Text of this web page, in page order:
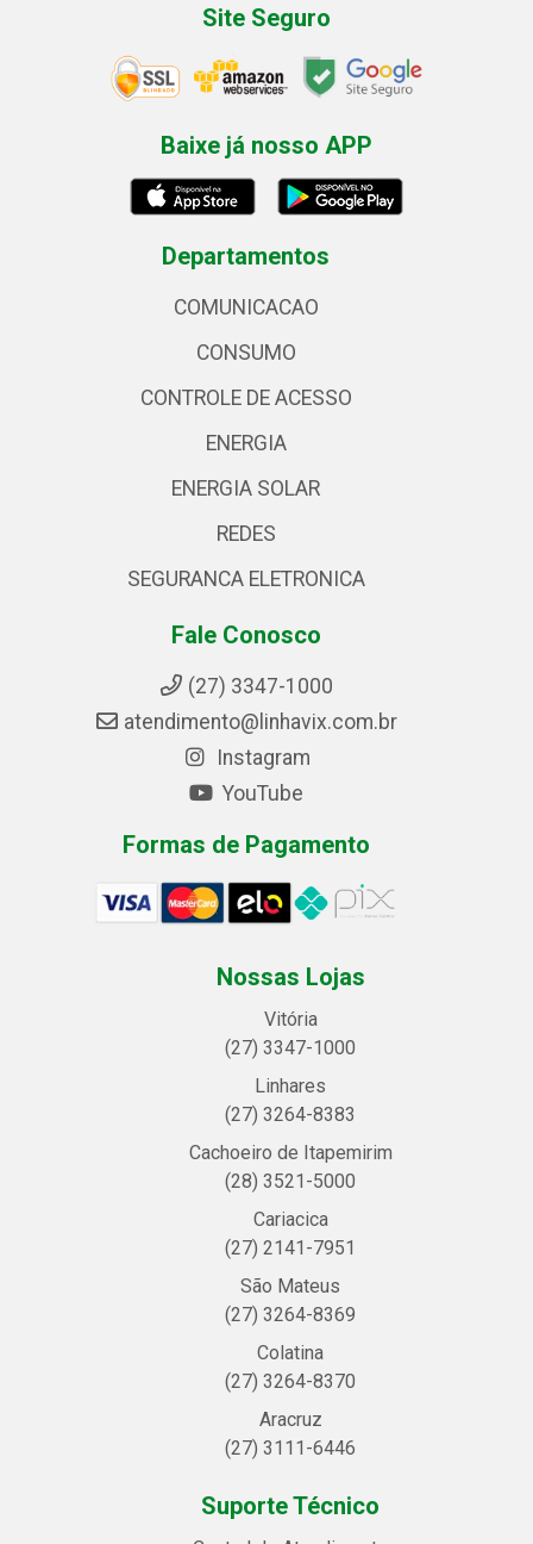
Site Seguro
Baixe já nosso APP
Departamentos
COMUNICACAO
CONSUMO
CONTROLE DE ACESSO
ENERGIA
ENERGIA SOLAR
REDES
SEGURANCA ELETRONICA
Fale Conosco
(27) 3347-1000
atendimento@linhavix.com.br
Instagram
YouTube
Formas de Pagamento
Nossas Lojas
Vitória
(27) 3347-1000
Linhares
(27) 3264-8383
Cachoeiro de Itapemirim
(28) 3521-5000
Cariacica
(27) 2141-7951
São Mateus
(27) 3264-8369
Colatina
(27) 3264-8370
Aracruz
(27) 3111-6446
Suporte Técnico